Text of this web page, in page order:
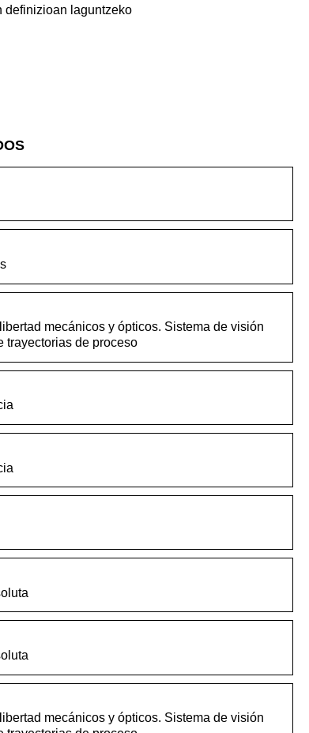
definizioan laguntzeko
mecánicos y ópticos. Sistema de visión
trayectorias de proceso
mecánicos y ópticos. Sistema de visión